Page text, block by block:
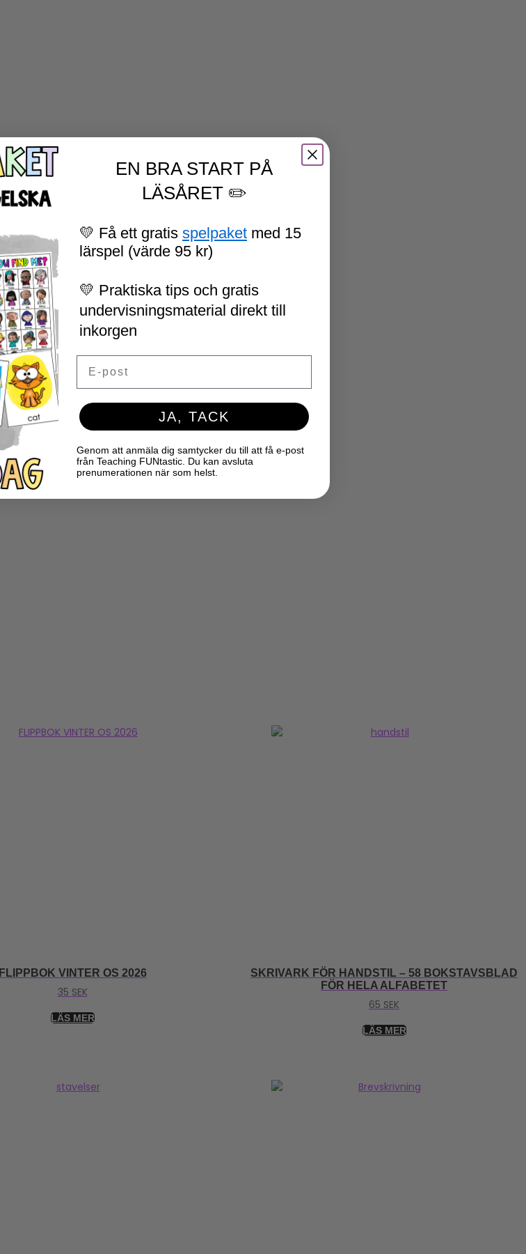
FLIPPBOK VINTER OS 2026
35 SEK
LÄS MER
SKRIVARK FÖR HANDSTIL – 58 BOKSTAVSBLAD
FÖR HELA ALFABETET
65 SEK
LÄS MER
EN BRA START PÅ
LÄSÅRET ✏️
💛 Få ett gratis spelpaket med 15
lärspel (värde 95 kr)
💛 Praktiska tips och gratis
undervisningsmaterial direkt till
inkorgen
JA, TACK
Genom att anmäla dig samtycker du till att få e-post
från Teaching FUNtastic. Du kan avsluta
prenumerationen när som helst.